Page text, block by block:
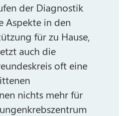
der Diagnostik
Aspekte in den
für zu Hause,
auch die
oft eine
nichts mehr für